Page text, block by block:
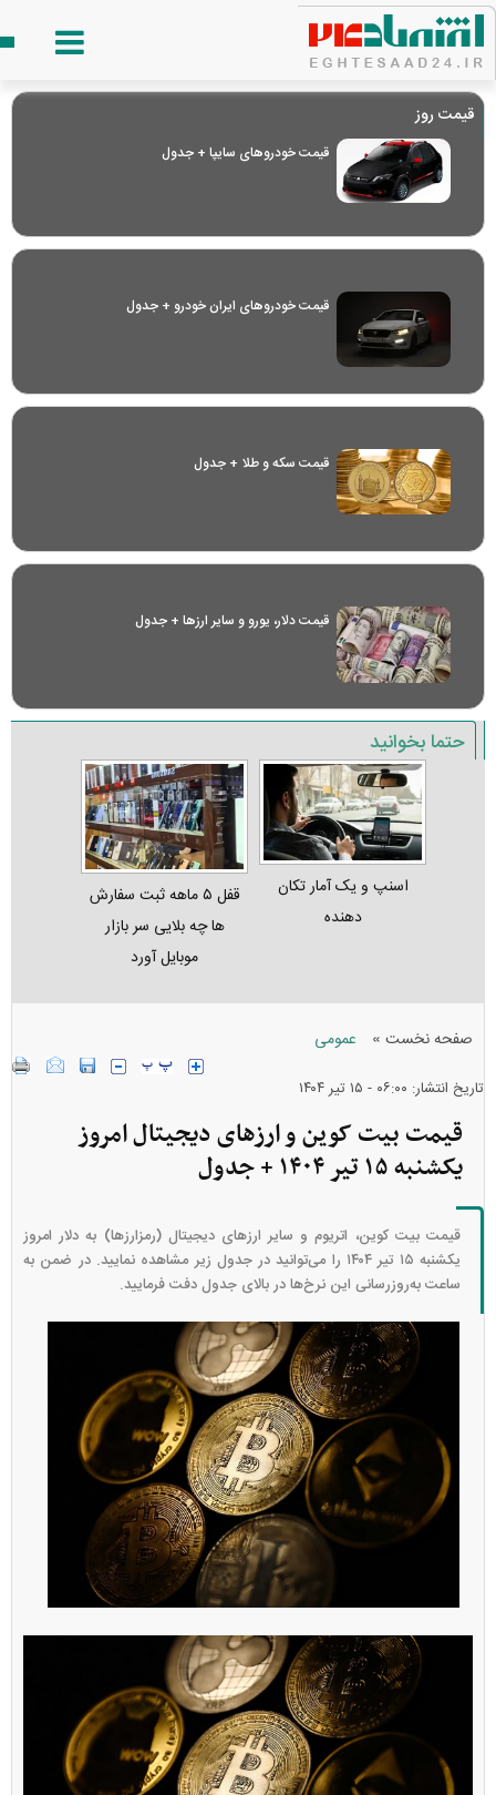
قیمت روز
قیمت خودرو‌های سایپا + جدول
قیمت خودرو‌های ایران خودرو + جدول
قیمت سکه و طلا + جدول
قیمت دلار، یورو و سایر ارز‌ها + جدول
حتما بخوانید
اسنپ و یک آمار تکان‌
دهنده
قفل ۵ ماهه ثبت‌ سفارش‌
ها چه بلایی سر بازار
موبایل آورد
صفحه نخست » عمومی
تاریخ انتشار: ۰۶:۰۰ - ۱۵ تير ۱۴۰۴
قیمت بیت کوین و ارز‌های دیجیتال امروز
یکشنبه ۱۵ تیر ۱۴۰۴ + جدول
قیمت بیت کوین، اتریوم و سایر ارز‌های دیجیتال (رمزارزها) به دلار امروز
یکشنبه ۱۵ تیر ۱۴۰۴ را می‌توانید در جدول زیر مشاهده نمایید. در ضمن به
ساعت به‌روز‌رسانی این نرخ‌ها در بالای جدول دفت فرمایید.